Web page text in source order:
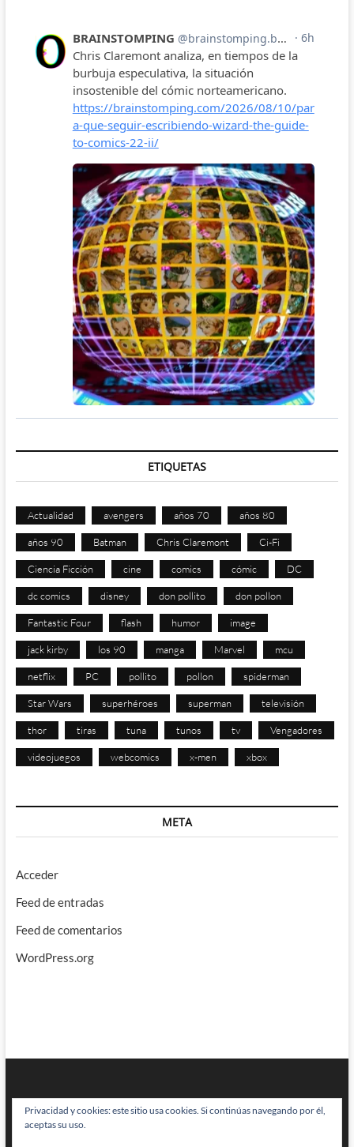
ETIQUETAS
Actualidad avengers años 70 años 80
años 90 Batman Chris Claremont Ci-Fi
Ciencia Ficción cine comics cómic DC
dc comics disney don pollito don pollon
Fantastic Four flash humor image
jack kirby los 90 manga Marvel mcu
netflix PC pollito pollon spiderman
Star Wars superhéroes superman televisión
thor tiras tuna tunos tv Vengadores
videojuegos webcomics x-men xbox
META
Acceder
Feed de entradas
Feed de comentarios
WordPress.org
Privacidad y cookies: este sitio usa cookies. Si continúas navegando por él,
aceptas su uso.